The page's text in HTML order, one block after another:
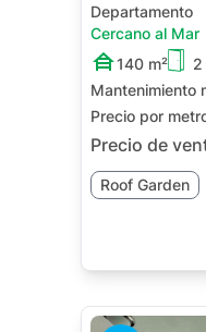
Departamento
Cercano al Mar
140 m²
2
Mantenimiento
Precio por
Precio de
Roof Garden